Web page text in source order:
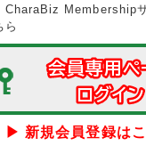
CharaBiz Membership
ら
会員専用ペ
会員専用ペ
ログイン
ログイン
▶ 新規会員登録は